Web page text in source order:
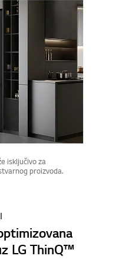
isključivo za
proizvoda.
LG ThinQ™